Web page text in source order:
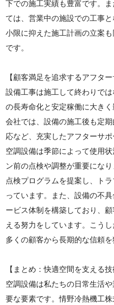
下での施工実績も豊富です。
ては、営業中の施設での工事
小限に抑えた施工計画の立案
です。
【顧客満足を追求するアフター
設備工事は施工して終わりで
の長寿命化と安定稼働に大き
会社では、設備の施工後も定
応など、充実したアフターサ
空調設備は季節によって使用
ン前の点検や調整が重要にな
点検プログラムを提案し、ト
っています。また、設備の不
ービス体制を構築しており、
える努力をしています。こう
多くの顧客から長期的な信頼を
【まとめ：快適空間を支える技
空調設備は私たちの日常生活
要な要素です。情野冷熱機工